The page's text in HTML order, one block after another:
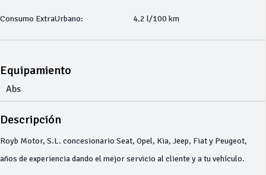
Consumo ExtraUrbano: 4.2 l/100 km
Equipamiento
Abs
Descripción
Royb Motor, S.L. concesionario Seat, Opel, Kia, Jeep, Fiat y Peugeot,
años de experiencia dando el mejor servicio al cliente y a tu vehículo.